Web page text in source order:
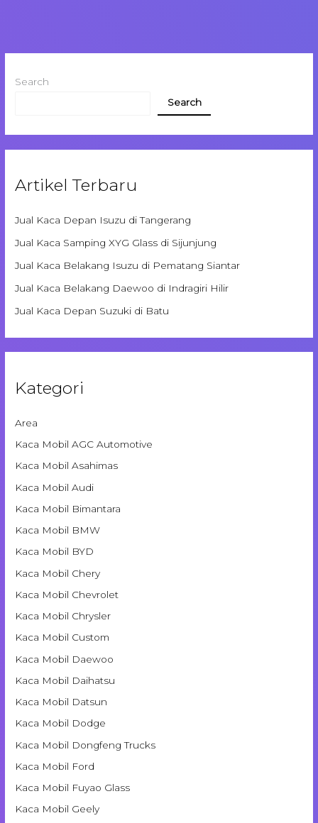
Search
Search
Artikel Terbaru
Jual Kaca Depan Isuzu di Tangerang
Jual Kaca Samping XYG Glass di Sijunjung
Jual Kaca Belakang Isuzu di Pematang Siantar
Jual Kaca Belakang Daewoo di Indragiri Hilir
Jual Kaca Depan Suzuki di Batu
Kategori
Area
Kaca Mobil AGC Automotive
Kaca Mobil Asahimas
Kaca Mobil Audi
Kaca Mobil Bimantara
Kaca Mobil BMW
Kaca Mobil BYD
Kaca Mobil Chery
Kaca Mobil Chevrolet
Kaca Mobil Chrysler
Kaca Mobil Custom
Kaca Mobil Daewoo
Kaca Mobil Daihatsu
Kaca Mobil Datsun
Kaca Mobil Dodge
Kaca Mobil Dongfeng Trucks
Kaca Mobil Ford
Kaca Mobil Fuyao Glass
Kaca Mobil Geely